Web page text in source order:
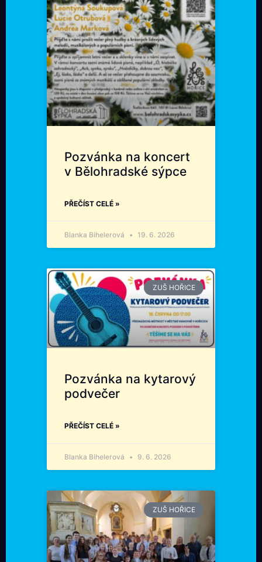
Pozvánka na koncert
v Bělohradské sýpce
PŘEČÍST CELÉ »
Blanka Bihelerová 19. 6. 2026
ZUŠ HOŘICE
Pozvánka na kytarový
podvečer
PŘEČÍST CELÉ »
Blanka Bihelerová 9. 6. 2026
ZUŠ HOŘICE